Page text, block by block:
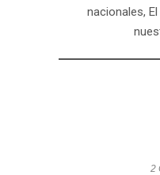
nacionales,
2